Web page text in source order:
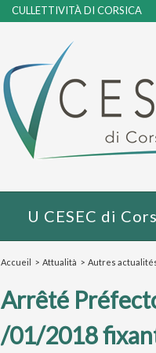
CULLETTIVITÀ DI CORSICA
U CESEC di
Accueil > Attualità > Autres
Arrêté
/01/2018